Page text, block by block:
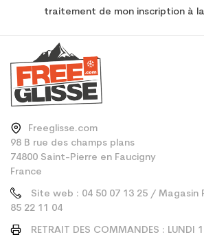
traitement de mon inscription à
Freeglisse.com
98 B rue des champs plans
74800 Saint-Pierre en Faucigny
France
Site web : 04 50 07 13 25 / Magasin
85 22 11 04
RETRAIT DES COMMANDES : LUNDI